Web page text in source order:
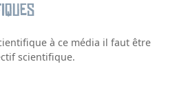
à ce média il faut être
scientifique.